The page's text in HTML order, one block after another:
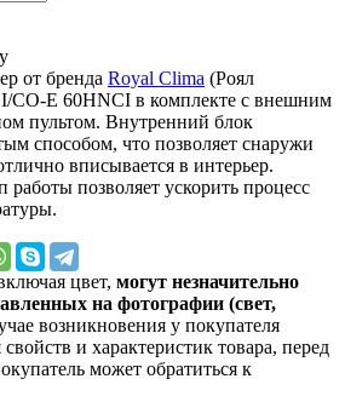
от бренда Royal Clima (Роял
CO-E 60HNCI в комплекте с внешним
пультом. Внутренний блок
способом, что позволяет снаружи
вписывается в интерьер.
позволяет ускорить процесс
цвет, могут незначительно
на фотографии (свет,
возникновения у покупателя
и характеристик товара, перед
может обратиться к